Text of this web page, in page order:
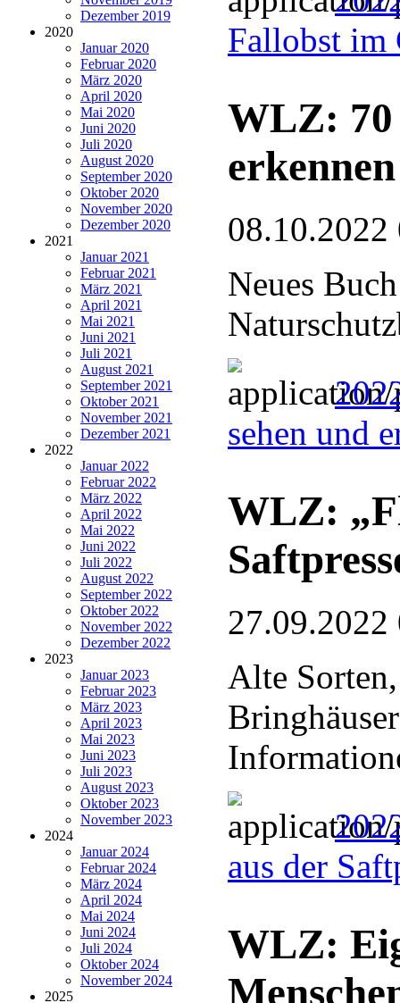
Dezember 2019
2020
Januar 2020
Februar 2020
März 2020
April 2020
Mai 2020
Juni 2020
Juli 2020
August 2020
September 2020
Oktober 2020
November 2020
Dezember 2020
2021
Januar 2021
Februar 2021
März 2021
April 2021
Mai 2021
Juni 2021
Juli 2021
August 2021
September 2021
Oktober 2021
November 2021
Dezember 2021
2022
Januar 2022
Februar 2022
März 2022
April 2022
Mai 2022
Juni 2022
Juli 2022
August 2022
September 2022
Oktober 2022
November 2022
Dezember 2022
2023
Januar 2023
Februar 2023
März 2023
April 2023
Mai 2023
Juni 2023
Juli 2023
August 2023
Oktober 2023
November 2023
2024
Januar 2024
Februar 2024
März 2024
April 2024
Mai 2024
Juni 2024
Juli 2024
Oktober 2024
November 2024
2025
Fallobst im
WLZ: 70
erkennen
08.10.2022
Neues
sehen und
WLZ:
27.09.2022
Alte
aus der
WLZ: